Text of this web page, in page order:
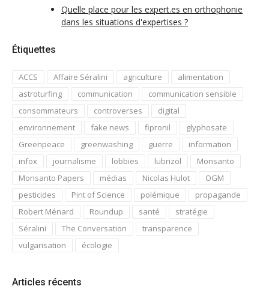
Quelle place pour les expert.es en orthophonie
dans les situations d'expertises ?
Étiquettes
ACCS Affaire Séralini agriculture
alimentation
astroturfing
communication
communication sensible
consommateurs
controverses
digital
environnement
fake news fipronil
glyphosate
Greenpeace
greenwashing guerre
information
infox
journalisme lobbies lubrizol
Monsanto
Monsanto Papers
médias Nicolas Hulot
OGM
pesticides
Pint of Science polémique
propagande
Robert Ménard
Roundup santé
stratégie
Séralini
The Conversation
transparence
vulgarisation
écologie
Articles récents